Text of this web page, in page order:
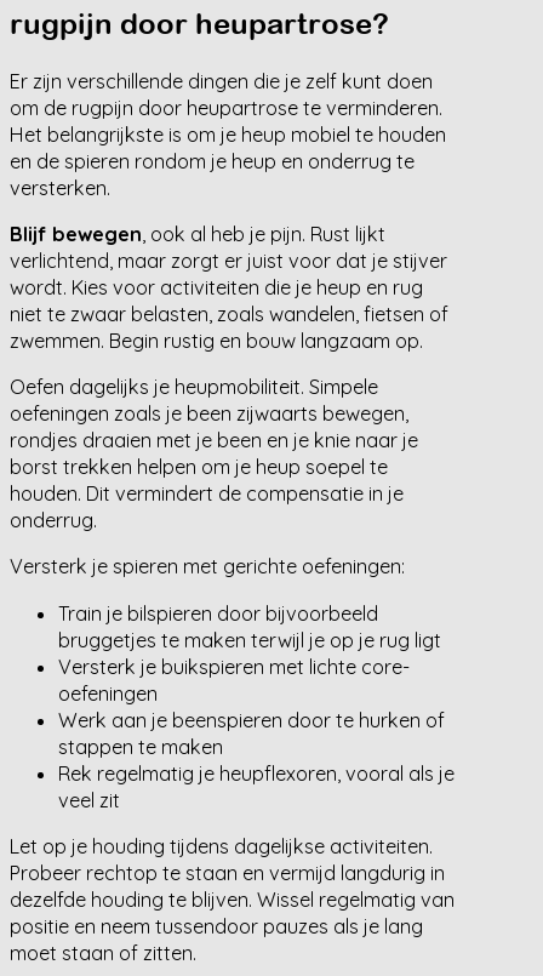
rugpijn door heupartrose?
Er zijn verschillende dingen die je zelf kunt doen
om de rugpijn door heupartrose te verminderen.
Het belangrijkste is om je heup mobiel te houden
en de spieren rondom je heup en onderrug te
versterken.
Blijf bewegen, ook al heb je pijn. Rust lijkt
verlichtend, maar zorgt er juist voor dat je stijver
wordt. Kies voor activiteiten die je heup en rug
niet te zwaar belasten, zoals wandelen, fietsen of
zwemmen. Begin rustig en bouw langzaam op.
Oefen dagelijks je heupmobiliteit. Simpele
oefeningen zoals je been zijwaarts bewegen,
rondjes draaien met je been en je knie naar je
borst trekken helpen om je heup soepel te
houden. Dit vermindert de compensatie in je
onderrug.
Versterk je spieren met gerichte oefeningen:
Train je bilspieren door bijvoorbeeld
bruggetjes te maken terwijl je op je rug ligt
Versterk je buikspieren met lichte core-
oefeningen
Werk aan je beenspieren door te hurken of
stappen te maken
Rek regelmatig je heupflexoren, vooral als je
veel zit
Let op je houding tijdens dagelijkse activiteiten.
Probeer rechtop te staan en vermijd langdurig in
dezelfde houding te blijven. Wissel regelmatig van
positie en neem tussendoor pauzes als je lang
moet staan of zitten.